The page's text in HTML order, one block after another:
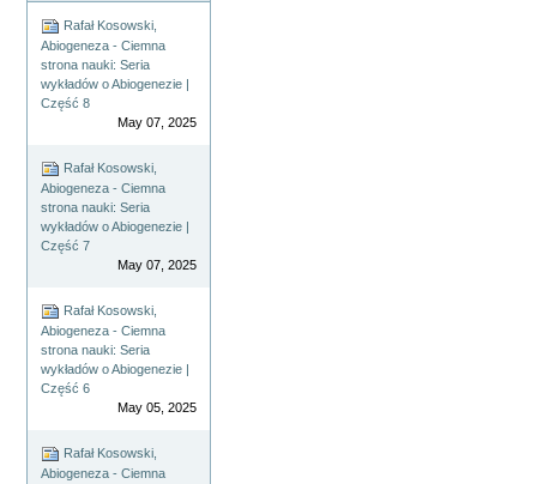
Rafał Kosowski,
Abiogeneza - Ciemna
strona nauki: Seria
wykładów o Abiogenezie |
Część 8
May 07, 2025
Rafał Kosowski,
Abiogeneza - Ciemna
strona nauki: Seria
wykładów o Abiogenezie |
Część 7
May 07, 2025
Rafał Kosowski,
Abiogeneza - Ciemna
strona nauki: Seria
wykładów o Abiogenezie |
Część 6
May 05, 2025
Rafał Kosowski,
Abiogeneza - Ciemna